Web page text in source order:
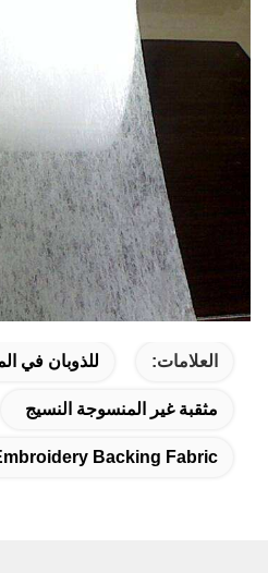
العلامات: للذوبان في
مثقبة غير المنسوجة النسيج
Backing Fabric